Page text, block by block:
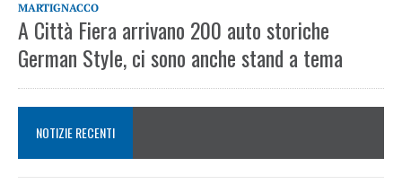
MARTIGNACCO
A Città Fiera arrivano 200 auto storiche
German Style, ci sono anche stand a tema
NOTIZIE RECENTI